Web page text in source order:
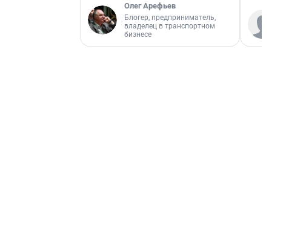
Олег Арефьев
Блогер, предприниматель,
владелец в транспортном
бизнесе